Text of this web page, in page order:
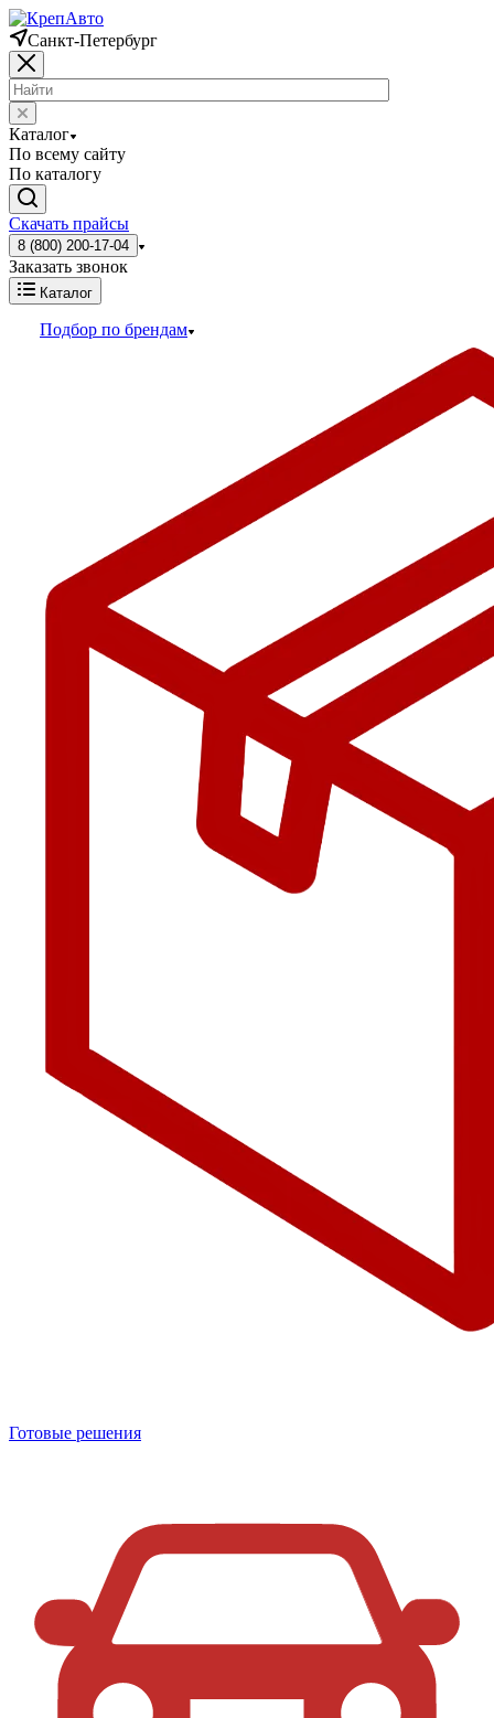
Санкт-Петербург
Каталог
По всему сайту
По каталогу
Скачать прайсы
8 (800) 200-17-04
Заказать звонок
Каталог
Подбор по брендам
Готовые решения